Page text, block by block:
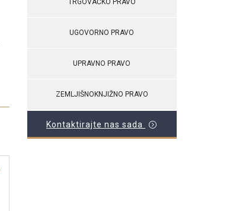
TRGOVAČKO PRAVO
UGOVORNO PRAVO
UPRAVNO PRAVO
ZEMLJIŠNOKNJIŽNO PRAVO
Kontaktirajte nas sada